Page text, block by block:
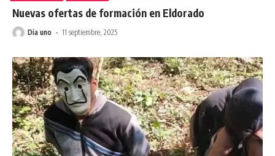
Nuevas ofertas de formación en Eldorado
Dia uno 11 septiembre, 2025